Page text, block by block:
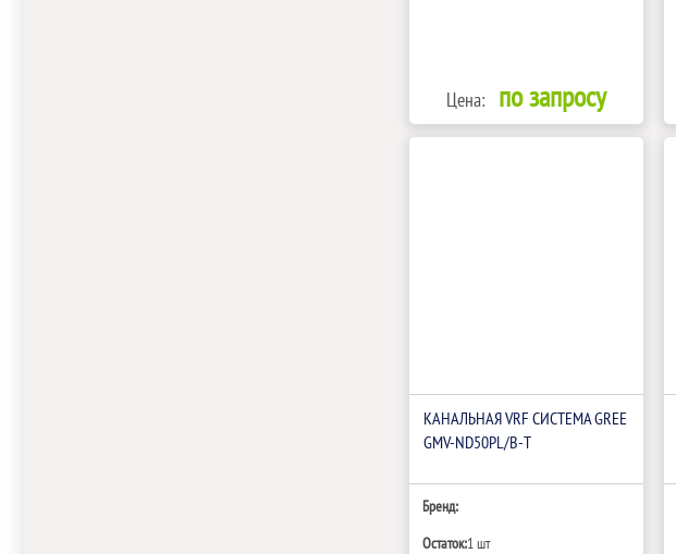
Цена: по запросу
КАНАЛЬНАЯ VRF СИСТЕМА GREE
GMV-ND50PL/B-T
Бренд:
Остаток:1 шт